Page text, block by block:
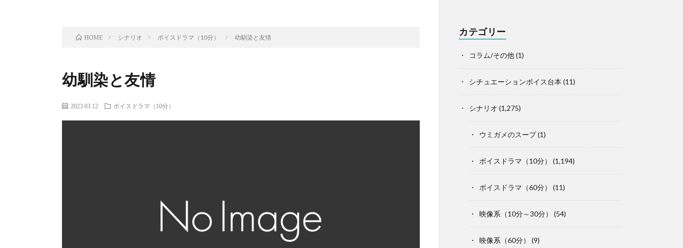
HOME シナリオ ボイスドラマ（10分） 幼馴染と友情
幼馴染と友情
2023.03.12 ボイスドラマ（10分）
カテゴリー
コラム/その他(1)
シチュエーションボイス台本 (11)
シナリオ (1,275)
ウミガメのスープ(1)
ボイスドラマ（10分） (1,194)
ボイスドラマ（60分） (11)
映像系（10分～30分） (54)
映像系（60分） (9)